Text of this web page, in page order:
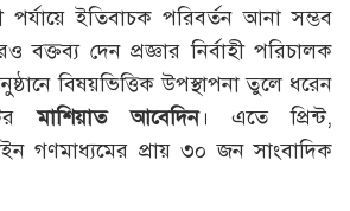
পর্যায়ে ইতিবাচক পরিবর্তন আনা সম্ভব
বক্তব্য দেন প্রজ্ঞার নির্বাহী পরিচালক
বিষয়ভিত্তিক উপস্থাপনা তুলে ধরেন
মাশিয়াত আবেদিন। এতে প্রিন্ট,
গণমাধ্যমের প্রায় ৩০ জন সাংবাদিক